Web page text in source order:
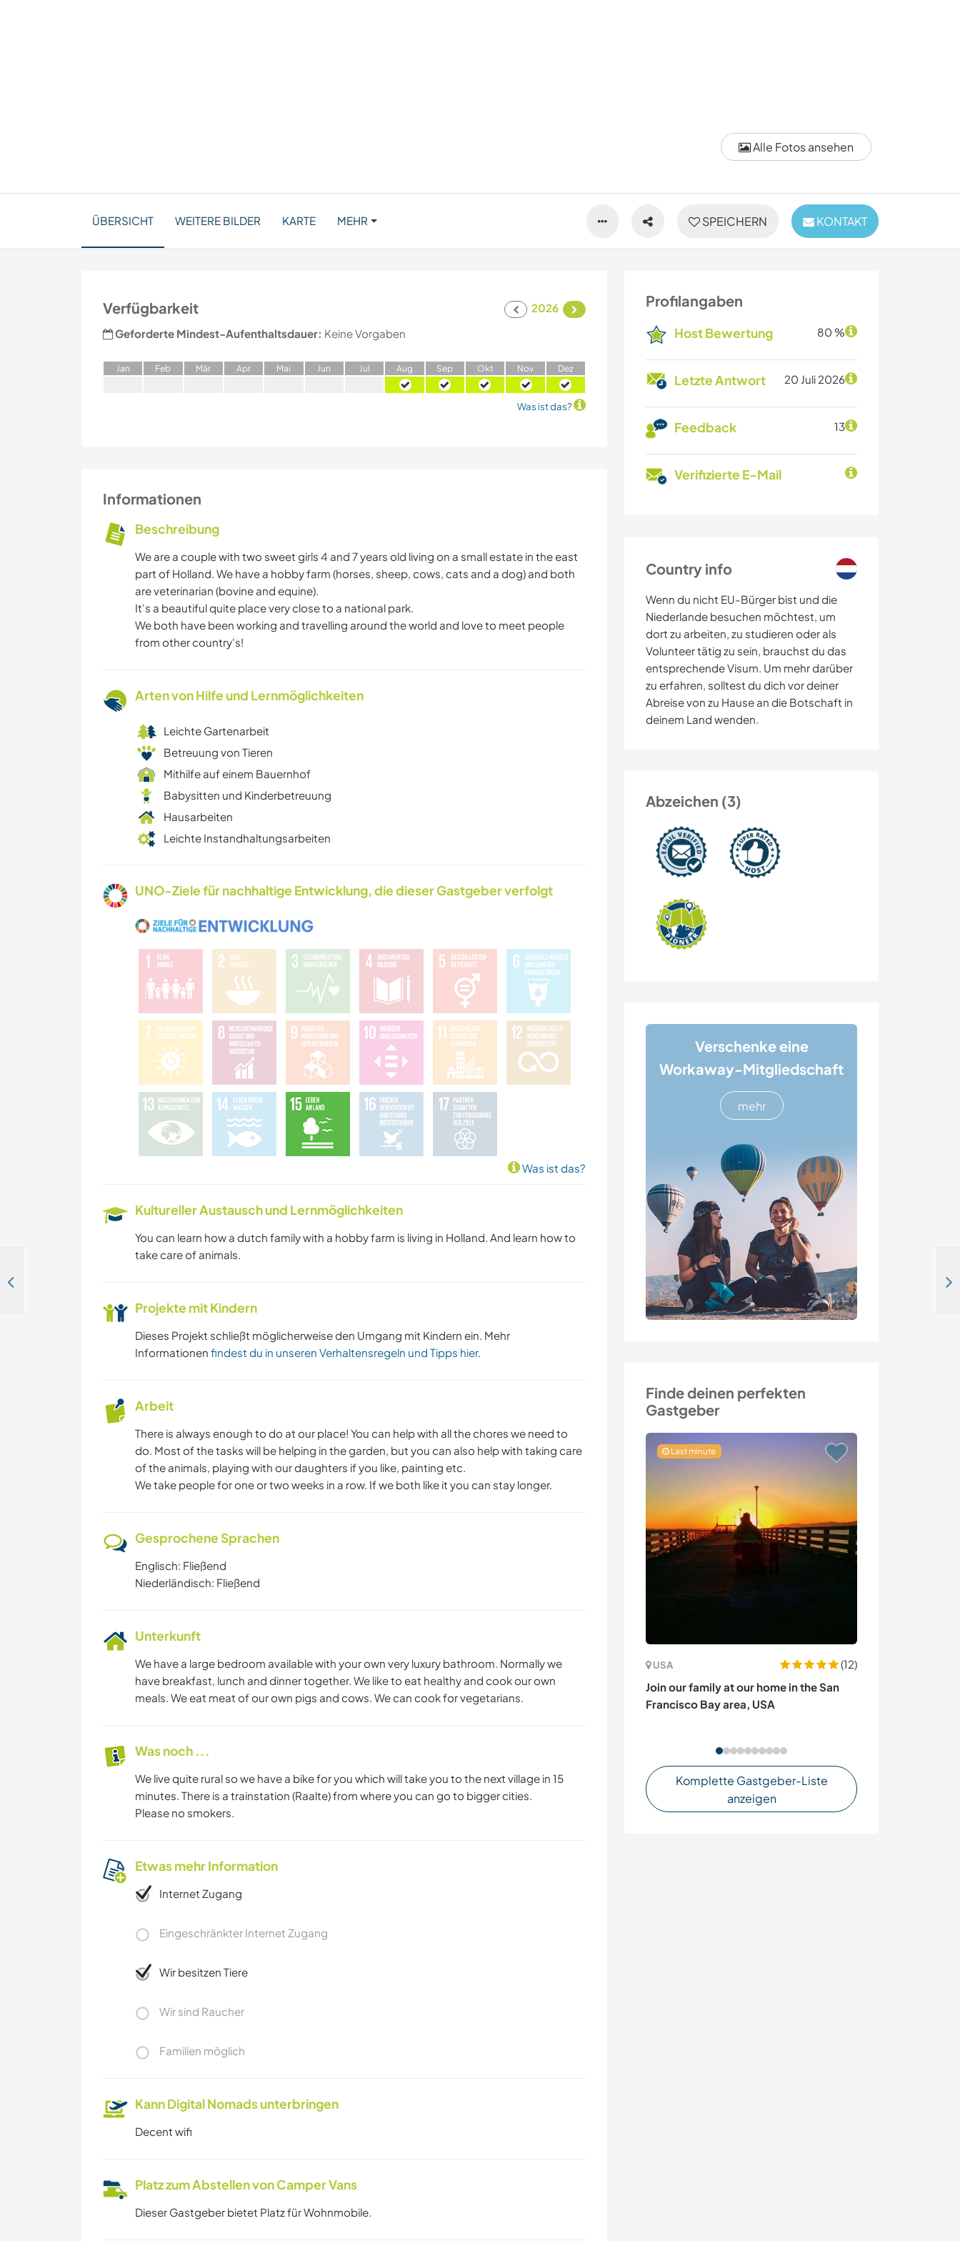
Alle Fotos ansehen
SPEICHERN KONTAKT
ÜBERSICHT WEITERE BILDER KARTE MEHR
Profilangaben
Host Bewertung 80 %
Letzte Antwort 20 Juli 2026
Feedback 13
Verifizierte E-Mail
Country info
Wenn du nicht EU-Bürger bist und die
Niederlande besuchen möchtest, um
dort zu arbeiten, zu studieren oder als
Volunteer tätig zu sein, brauchst du das
entsprechende Visum. Um mehr darüber
zu erfahren, solltest du dich vor deiner
Abreise von zu Hause an die Botschaft in
deinem Land wenden.
Abzeichen (3)
Verschenke eine
Workaway-Mitgliedschaft
mehr
Finde deinen perfekten
Gastgeber
Last minute
USA
(12)
Join our family at our home in the San
Francisco Bay area, USA
Komplette Gastgeber-Liste
anzeigen
Verfügbarkeit
2026
Geforderte Mindest-Aufenthaltsdauer: Keine Vorgaben
Jan Feb Mär Apr Mai Jun Jul Aug Sep Okt Nov Dez
Was ist das?
Informationen
Beschreibung
We are a couple with two sweet girls 4 and 7 years old living on a small estate in the east
part of Holland. We have a hobby farm (horses, sheep, cows, cats and a dog) and both
are veterinarian (bovine and equine).
It's a beautiful quite place very close to a national park.
We both have been working and travelling around the world and love to meet people
from other country's!
Arten von Hilfe und Lernmöglichkeiten
Leichte Gartenarbeit
Betreuung von Tieren
Mithilfe auf einem Bauernhof
Babysitten und Kinderbetreuung
Hausarbeiten
Leichte Instandhaltungsarbeiten
UNO-Ziele für nachhaltige Entwicklung, die dieser Gastgeber verfolgt
Was ist das?
Kultureller Austausch und Lernmöglichkeiten
You can learn how a dutch family with a hobby farm is living in Holland. And learn how to
take care of animals.
Projekte mit Kindern
Dieses Projekt schließt möglicherweise den Umgang mit Kindern ein. Mehr
Informationen findest du in unseren Verhaltensregeln und Tipps hier.
Arbeit
There is always enough to do at our place! You can help with all the chores we need to
do. Most of the tasks will be helping in the garden, but you can also help with taking care
of the animals, playing with our daughters if you like, painting etc.
We take people for one or two weeks in a row. If we both like it you can stay longer.
Gesprochene Sprachen
Englisch: Fließend
Niederländisch: Fließend
Unterkunft
We have a large bedroom available with your own very luxury bathroom. Normally we
have breakfast, lunch and dinner together. We like to eat healthy and cook our own
meals. We eat meat of our own pigs and cows. We can cook for vegetarians.
Was noch ...
We live quite rural so we have a bike for you which will take you to the next village in 15
minutes. There is a trainstation (Raalte) from where you can go to bigger cities.
Please no smokers.
Etwas mehr Information
Internet Zugang
Eingeschränkter Internet Zugang
Wir besitzen Tiere
Wir sind Raucher
Familien möglich
Kann Digital Nomads unterbringen
Decent wifi
Platz zum Abstellen von Camper Vans
Dieser Gastgeber bietet Platz für Wohnmobile.